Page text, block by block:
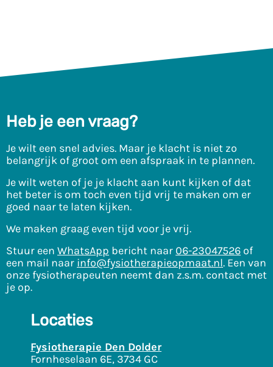
Heb je een vraag?
Je wilt een snel advies. Maar je klacht is niet zo
belangrijk of groot om een afspraak in te plannen.
Je wilt weten of je je klacht aan kunt kijken of dat
het beter is om toch even tijd vrij te maken om er
goed naar te laten kijken.
We maken graag even tijd voor je vrij.
Stuur een WhatsApp bericht naar 06-23047526 of
een mail naar info@fysiotherapieopmaat.nl. Een van
onze fysiotherapeuten neemt dan z.s.m. contact met
je op.
Locaties
Fysiotherapie Den Dolder
Fornheselaan 6E, 3734 GC